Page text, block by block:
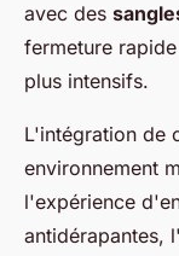
avec des
fermeture
plus intensifs.
L'intégration de
environnement
l'expérience
antidérapantes,